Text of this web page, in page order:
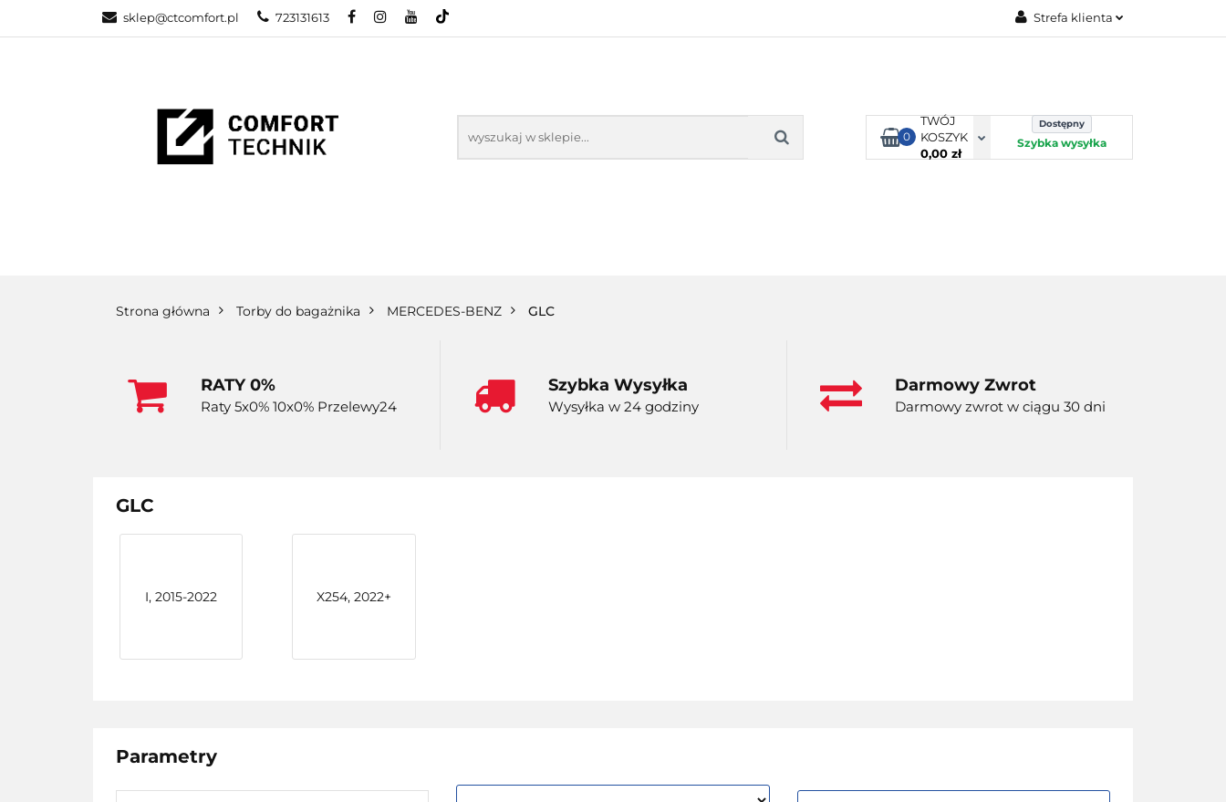
sklep@ctcomfort.pl 723131613 Strefa klienta
Dodaj zgłoszenie
0
TWÓJ
KOSZYK
0,00 zł
Dostępny
Szybka wysyłka
NAMIOTY DACHOWE
Strona główna Torby do bagażnika MERCEDES-BENZ GLC
RATY 0%
Raty 5x0% 10x0% Przelewy24
Szybka Wysyłka
Wysyłka w 24 godziny
Darmowy Zwrot
Darmowy zwrot w ciągu 30 dni
GLC
I, 2015-2022 X254, 2022+
Parametry